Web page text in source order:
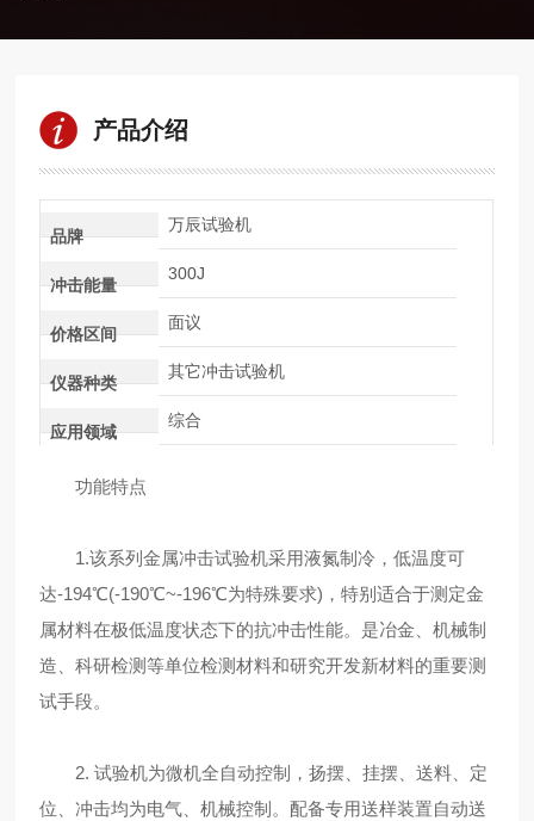
产品介绍
品牌
万辰试验机
冲击能量
300J
价格区间
面议
仪器种类
其它冲击试验机
应用领域
综合
功能特点
1.该系列金属冲击试验机采用液氮制冷，低温度可
达-194℃(-190℃~-196℃为特殊要求)，特别适合于测定金
属材料在极低温度状态下的抗冲击性能。是冶金、机械制
造、科研检测等单位检测材料和研究开发新材料的重要测
试手段。
2. 试验机为微机全自动控制，扬摆、挂摆、送料、定
位、冲击均为电气、机械控制。配备专用送样装置自动送